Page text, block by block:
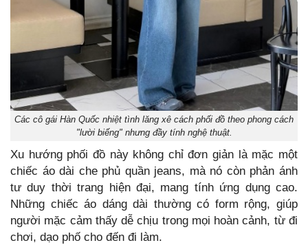
Các cô gái Hàn Quốc nhiệt tình lăng xê cách phối đồ theo phong cách
"lười biếng" nhưng đầy tính nghệ thuật.
Xu hướng phối đồ này không chỉ đơn giản là mặc một
chiếc áo dài che phủ quần jeans, mà nó còn phản ánh
tư duy thời trang hiện đại, mang tính ứng dụng cao.
Những chiếc áo dáng dài thường có form rộng, giúp
người mặc cảm thấy dễ chịu trong mọi hoàn cảnh, từ đi
chơi, dạo phố cho đến đi làm.